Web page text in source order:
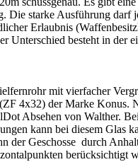
Die starke Ausführung darf
Erlaubnis
Unterschied besteht in der
mit vierfacher
4x32) der Marke Konus.
Absehen von Walther.
kann bei diesem Glas
der Geschosse durch
berücksichtigt